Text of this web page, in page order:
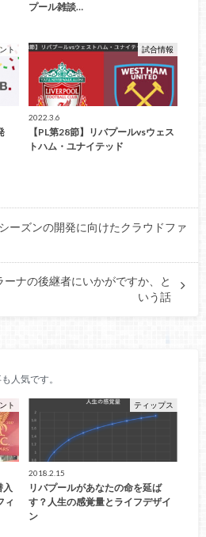
プール雑談…
ト 試合情報
2022.3.6
【PL第28節】リバプールvsウェス
トハム・ユナイテッド
ーズンの開発に向けたクラウドファ
ナの後継者にいかがですか、と
いう話
人気です。
ト
入
ィ
ティップス
2018.2.15
リバプールがあなたの命を延ば
す？人生の感覚量とライフデザイ
ン